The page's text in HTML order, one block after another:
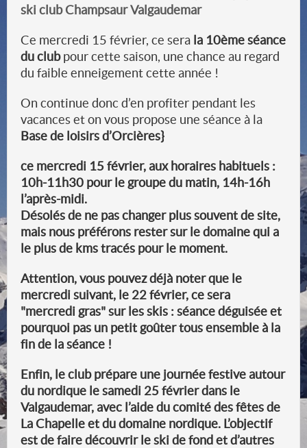
ski club Champsaur Valgaudemar
Ce mercredi 15 février, ce sera la 10ème séance
du clubpour cette saison, une chance au regard
du faible enneigement cette année !
On continue donc d’en profiter pendant les
vacances et on vous propose une séance à la
Base de loisirsd’Orcières}
ce mercredi 15 février, aux horaires habituels :
10h-11h30 pour le groupe du matin, 14h-16h
l’après-midi.
Désolés de ne pas changer plus souvent de site,
mais nous préférons rester sur le domaine qui a
le plus de kms tracés pour le moment.
Attention, vous pouvez déjà noter que le
mercredi suivant, le 22 février, ce sera
"mercredi gras"sur les skis :séance déguiséeet
pourquoi pas un petit goûter tous ensemble à la
fin de la séance !
Enfin, le club prépare une journée festive autour
du nordique le samedi 25 février dans le
Valgaudemar, avec l’aide du comité des fêtes de
La Chapelle et du domaine nordique. L’objectif
est de faire découvrir le ski de fond et d’autres